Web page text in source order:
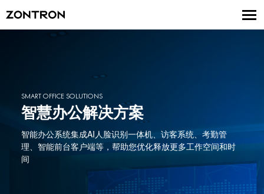
SMART OFFICE SOLUTIONS
智慧办公解决方案
智能办公系统集成AI人脸识别一体机、访客系统、考勤管
理、智能前台客户端等，帮助您优化释放更多工作空间和时
间